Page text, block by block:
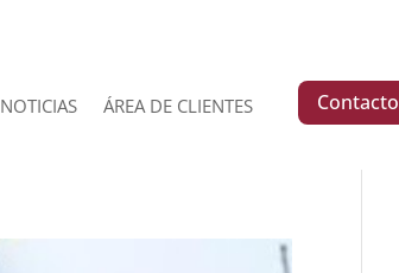
NOTICIAS ÁREA DE CLIENTES Contacto